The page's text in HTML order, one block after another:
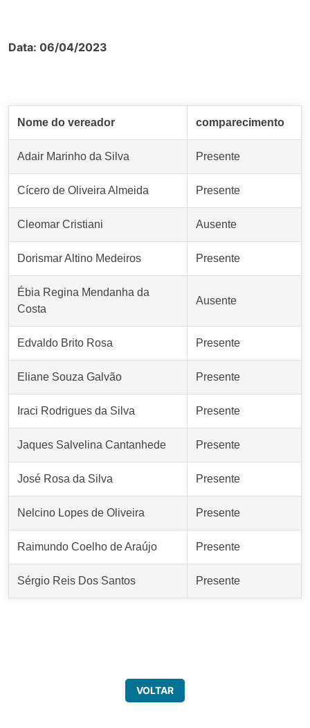
Data: 06/04/2023
Nome do vereador comparecimento
Adair Marinho da Silva Presente
Cícero de Oliveira Almeida Presente
Cleomar Cristiani Ausente
Dorismar Altino Medeiros Presente
Ébia Regina Mendanha da
Costa
Ausente
Edvaldo Brito Rosa Presente
Eliane Souza Galvão Presente
Iraci Rodrigues da Silva Presente
Jaques Salvelina Cantanhede Presente
José Rosa da Silva Presente
Nelcino Lopes de Oliveira Presente
Raimundo Coelho de Araújo Presente
Sérgio Reis Dos Santos Presente
VOLTAR